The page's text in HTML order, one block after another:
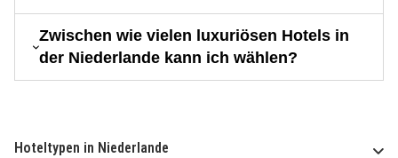
Zwischen wie vielen luxuriösen Hotels in
der Niederlande kann ich wählen?
Hoteltypen in Niederlande